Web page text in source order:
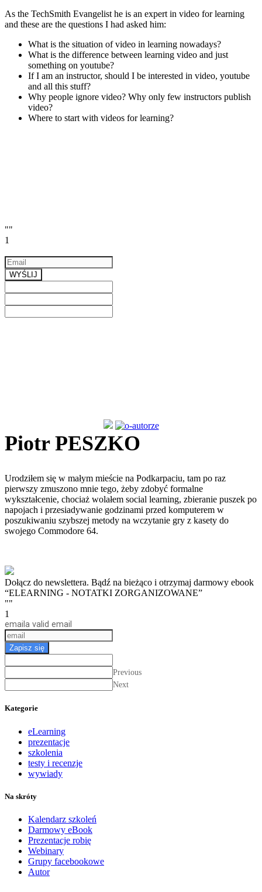
As the TechSmith Evangelist he is an expert in video for learning
and these are the questions I had asked him:
What is the situation of video in learning nowadays?
What is the difference between learning video and just
something on youtube?
If I am an instructor, should I be interested in video, youtube
and all this stuff?
Why people ignore video? Why only few instructors publish
video?
Where to start with videos for learning?
""
1
WYŚLIJ
Piotr PESZKO
Urodziłem się w małym mieście na Podkarpaciu, tam po raz
pierwszy zmuszono mnie tego, żeby zdobyć formalne
wykształcenie, chociaż wolałem social learning, zbieranie puszek po
napojach i przesiadywanie godzinami przed komputerem w
poszukiwaniu szybszej metody na wczytanie gry z kasety do
swojego Commodore 64.
Dołącz do newslettera. Bądź na bieżąco i otrzymaj darmowy ebook
“ELEARNING - NOTATKI ZORGANIZOWANE”
""
1
email a valid email
Zapisz się
Previous
Next
Kategorie
eLearning
prezentacje
szkolenia
testy i recenzje
wywiady
Na skróty
Kalendarz szkoleń
Darmowy eBook
Prezentacje robię
Webinary
Grupy facebookowe
Autor